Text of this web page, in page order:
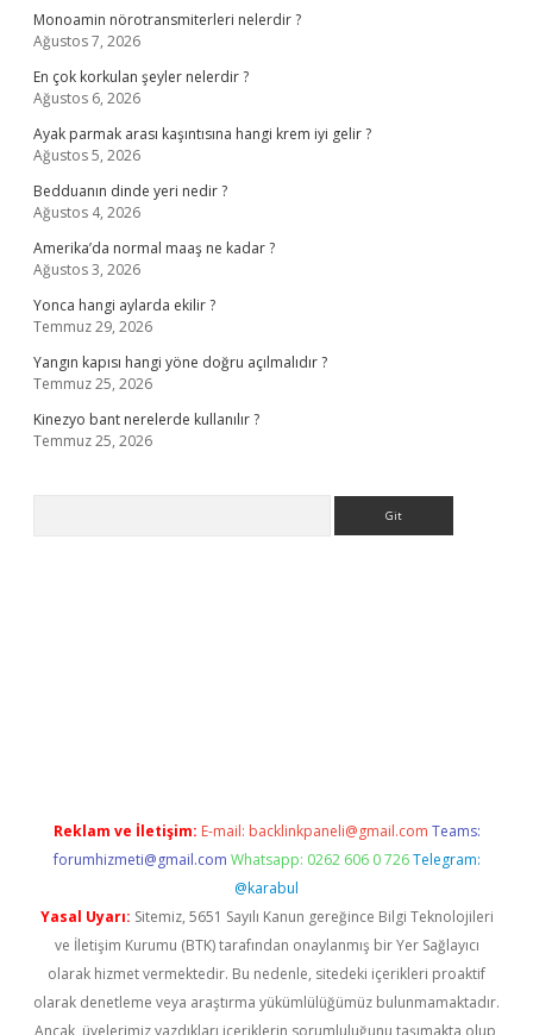
Monoamin nörotransmiterleri nelerdir ?
Ağustos 7, 2026
En çok korkulan şeyler nelerdir ?
Ağustos 6, 2026
Ayak parmak arası kaşıntısına hangi krem iyi gelir ?
Ağustos 5, 2026
Bedduanın dinde yeri nedir ?
Ağustos 4, 2026
Amerika’da normal maaş ne kadar ?
Ağustos 3, 2026
Yonca hangi aylarda ekilir ?
Temmuz 29, 2026
Yangın kapısı hangi yöne doğru açılmalıdır ?
Temmuz 25, 2026
Kinezyo bant nerelerde kullanılır ?
Temmuz 25, 2026
Reklam ve İletişim: E-mail: backlinkpaneli@gmail.com Teams:
forumhizmeti@gmail.com Whatsapp: 0262 606 0 726 Telegram:
@karabul
Yasal Uyarı: Sitemiz, 5651 Sayılı Kanun gereğince Bilgi Teknolojileri
ve İletişim Kurumu (BTK) tarafından onaylanmış bir Yer Sağlayıcı
olarak hizmet vermektedir. Bu nedenle, sitedeki içerikleri proaktif
olarak denetleme veya araştırma yükümlülüğümüz bulunmamaktadır.
Ancak, üyelerimiz yazdıkları içeriklerin sorumluluğunu taşımakta olup,